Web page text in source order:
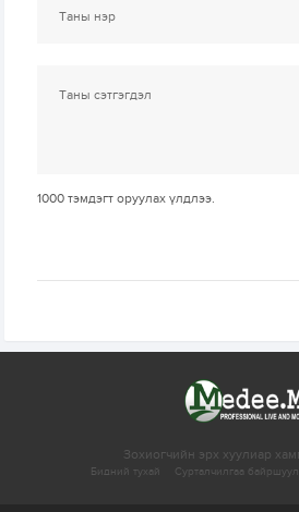
1000 тэмдэгт оруулах үлдлээ.
Зохиогчийн эрх хуулиар
Бидний тухай Сурталчилгаа